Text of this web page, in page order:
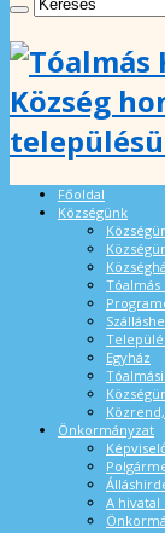
Község
Főoldal
Községünk
Egyház
Önkormányzat
A